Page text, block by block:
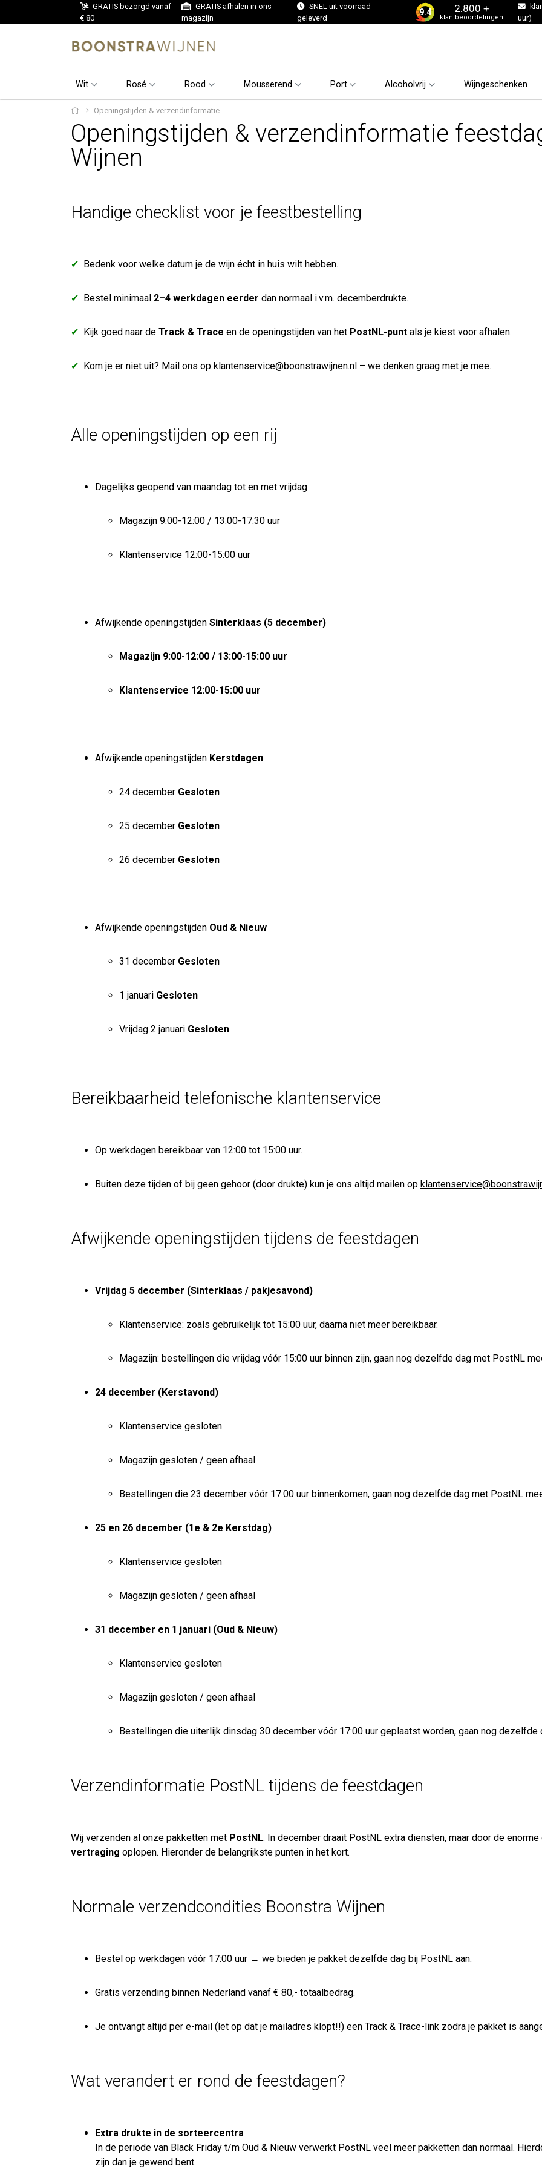
GRATIS bezorgd vanaf
€ 80
GRATIS afhalen in ons
magazijn
SNEL uit voorraad
geleverd
9.4 2.800 +
klantbeoordelingen
uur)
Wit Rosé Rood Mousserend Port Alcoholvrij Wijngeschenken
Openingstijden & verzendinformatie
Openingstijden & verzendinformatie
Wijnen
Handige checklist voor je feestbestelling
✔ Bedenk voor welke datum je de wijn écht in huis wilt hebben.
✔ Bestel minimaal 2–4 werkdagen eerder dan normaal i.v.m. decemberdrukte.
✔ Kijk goed naar de Track & Trace en de openingstijden van het PostNL-punt als je kiest voor afhalen.
✔ Kom je er niet uit? Mail ons op klantenservice@boonstrawijnen.nl – we denken graag met je mee.
Alle openingstijden op een rij
Dagelijks geopend van maandag tot en met vrijdag
Magazijn 9:00-12:00 / 13:00-17:30 uur
Klantenservice 12:00-15:00 uur
Afwijkende openingstijden Sinterklaas (5 december)
Magazijn 9:00-12:00 / 13:00-15:00 uur
Klantenservice 12:00-15:00 uur
Afwijkende openingstijden Kerstdagen
24 december Gesloten
25 december Gesloten
26 december Gesloten
Afwijkende openingstijden Oud & Nieuw
31 december Gesloten
1 januari Gesloten
Vrijdag 2 januari Gesloten
Bereikbaarheid telefonische klantenservice
Op werkdagen bereikbaar van 12:00 tot 15:00 uur.
Buiten deze tijden of bij geen gehoor (door drukte) kun je ons altijd mailen op
Afwijkende openingstijden tijdens de feestdagen
Vrijdag 5 december (Sinterklaas / pakjesavond)
Klantenservice: zoals gebruikelijk tot 15:00 uur, daarna niet meer bereikbaar.
Magazijn: bestellingen die vrijdag vóór 15:00 uur binnen zijn, gaan nog dezelfde dag met PostNL
24 december (Kerstavond)
Klantenservice gesloten
Magazijn gesloten / geen afhaal
Bestellingen die 23 december vóór 17:00 uur binnenkomen, gaan nog dezelfde dag met PostNL
25 en 26 december (1e & 2e Kerstdag)
Klantenservice gesloten
Magazijn gesloten / geen afhaal
31 december en 1 januari (Oud & Nieuw)
Klantenservice gesloten
Magazijn gesloten / geen afhaal
Bestellingen die uiterlijk dinsdag 30 december vóór 17:00 uur geplaatst worden, gaan nog
Verzendinformatie PostNL tijdens de feestdagen
Wij verzenden al onze pakketten met PostNL. In december draait PostNL extra diensten, maar door de
vertraging oplopen. Hieronder de belangrijkste punten in het kort.
Normale verzendcondities Boonstra Wijnen
Bestel op werkdagen vóór 17:00 uur → we bieden je pakket dezelfde dag bij PostNL aan.
Gratis verzending binnen Nederland vanaf € 80,- totaalbedrag.
Je ontvangt altijd per e-mail (let op dat je mailadres klopt!!) een Track & Trace-link zodra je pakket is
Wat verandert er rond de feestdagen?
Extra drukte in de sorteercentra
In de periode van Black Friday t/m Oud & Nieuw verwerkt PostNL veel meer pakketten dan normaal.
zijn dan je gewend bent.